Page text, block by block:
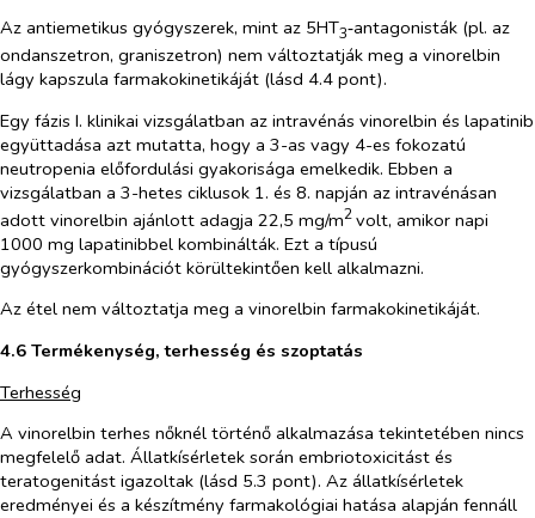
Az antiemetikus gyógyszerek, mint az 5HT3‑antagonisták (pl. az
ondanszetron, graniszetron) nem változtatják meg a vinorelbin
lágy kapszula farmakokinetikáját (lásd 4.4 pont).
Egy fázis I. klinikai vizsgálatban az intravénás vinorelbin és lapatinib
együttadása azt mutatta, hogy a 3-as vagy 4-es fokozatú
neutropenia előfordulási gyakorisága emelkedik. Ebben a
vizsgálatban a 3-hetes ciklusok 1. és 8. napján az intravénásan
adott vinorelbin ajánlott adagja 22,5 mg/m2volt, amikor napi
1000 mg lapatinibbel kombinálták. Ezt a típusú
gyógyszerkombinációt körültekintően kell alkalmazni.
Az étel nem változtatja meg a vinorelbin farmakokinetikáját.
4.6 Termékenység, terhesség és szoptatás
Terhesség
A vinorelbin terhes nőknél történő alkalmazása tekintetében nincs
megfelelő adat. Állatkísérletek során embriotoxicitást és
teratogenitást igazoltak (lásd 5.3 pont). Az állatkísérletek
eredményei és a készítmény farmakológiai hatása alapján fennáll